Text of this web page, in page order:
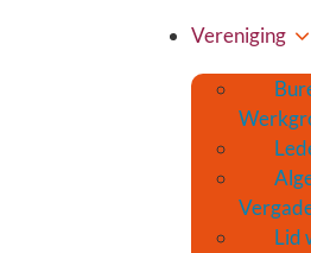
Vereniging
Lid